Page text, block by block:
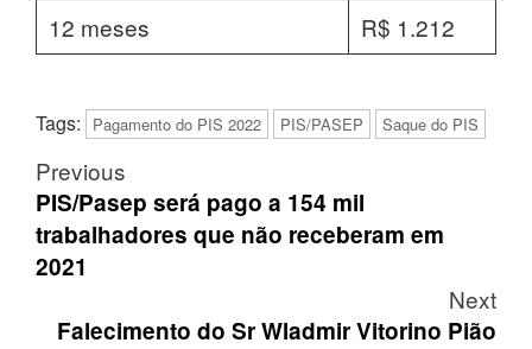
12 meses
R$ 1.212
Tags: Pagamento do PIS 2022 PIS/PASEP Saque do PIS
Post
navigation
Previous
PIS/Pasep será pago a 154 mil
trabalhadores que não receberam em
2021
Next
Falecimento do Sr Wladmir Vitorino Pião